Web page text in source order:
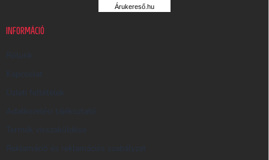
U
Árukereső.hu
INFORMÁCIÓ
Rólunk
Kapcsolat
Üzleti feltételek
Adatkezelési tájékoztató
Termék visszaküldése
Reklamáció és reklamációs szabályzat